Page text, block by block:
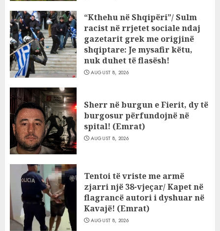
“Kthehu në Shqipëri”/ Sulm
racist në rrjetet sociale ndaj
gazetarit grek me origjinë
shqiptare: Je mysafir këtu,
nuk duhet të flasësh!
AUGUST 8, 2026
Sherr në burgun e Fierit, dy të
burgosur përfundojnë në
spital! (Emrat)
AUGUST 8, 2026
Tentoi të vriste me armë
zjarri një 38-vjeçar/ Kapet në
flagrancë autori i dyshuar në
Kavajë! (Emrat)
AUGUST 8, 2026